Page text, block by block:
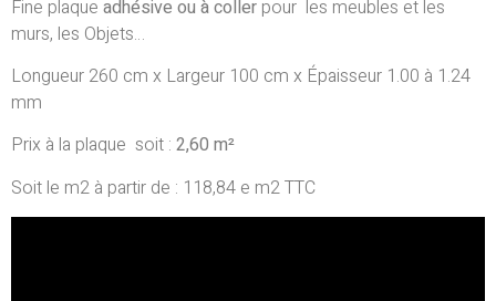
Fine plaque adhésive ou à coller pour les meubles et les
murs, les Objets…
Longueur 260 cm x Largeur 100 cm x Épaisseur 1.00 à 1.24
mm
Prix à la plaque soit : 2,60 m²
Soit le m2 à partir de : 118,84 e m2 TTC